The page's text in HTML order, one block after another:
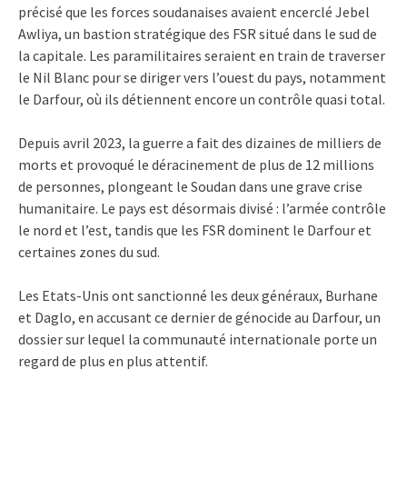
précisé que les forces soudanaises avaient encerclé Jebel
Awliya, un bastion stratégique des FSR situé dans le sud de
la capitale. Les paramilitaires seraient en train de traverser
le Nil Blanc pour se diriger vers l’ouest du pays, notamment
le Darfour, où ils détiennent encore un contrôle quasi total.
Depuis avril 2023, la guerre a fait des dizaines de milliers de
morts et provoqué le déracinement de plus de 12 millions
de personnes, plongeant le Soudan dans une grave crise
humanitaire. Le pays est désormais divisé : l’armée contrôle
le nord et l’est, tandis que les FSR dominent le Darfour et
certaines zones du sud.
Les Etats-Unis ont sanctionné les deux généraux, Burhane
et Daglo, en accusant ce dernier de génocide au Darfour, un
dossier sur lequel la communauté internationale porte un
regard de plus en plus attentif.